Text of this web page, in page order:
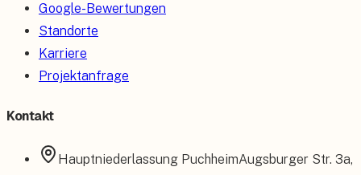
Google-Bewertungen
Standorte
Karriere
Projektanfrage
Kontakt
Hauptniederlassung PuchheimAugsburger Str. 3a,